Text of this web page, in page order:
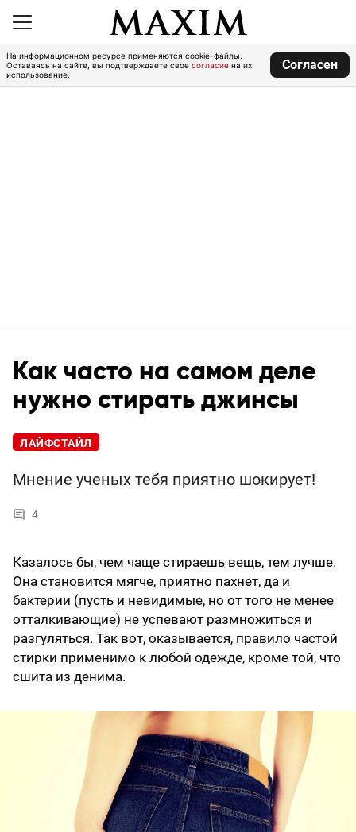
На информационном ресурсе применяются cookie-файлы.
Оставаясь на сайте, вы подтверждаете свое согласие на их
использование.
Согласен
Как часто на самом деле
нужно стирать джинсы
ЛАЙФСТАЙЛ
Мнение ученых тебя приятно шокирует!
4
Казалось бы, чем чаще стираешь вещь, тем лучше.
Она становится мягче, приятно пахнет, да и
бактерии (пусть и невидимые, но от того не менее
отталкивающие) не успевают размножиться и
разгуляться. Так вот, оказывается, правило частой
стирки применимо к любой одежде, кроме той, что
сшита из денима.